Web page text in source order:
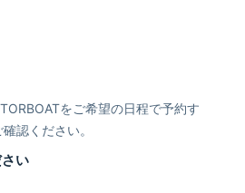
をご希望の日程で予約す
認ください。
い